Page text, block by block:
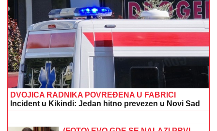
OVO SE DEŠAVA POSLE GODINU DANA Astro savet
za nedelju, 9. avgust: Merkur je u Lavu - Evo šta to
donosi vatrenim i vazdušnim znacima
OVO JE NAJLEPŠA VILA U
BEOGRADUNaš sportista kupio kuću
od TRI MILIONA EVRA, a ne živi u